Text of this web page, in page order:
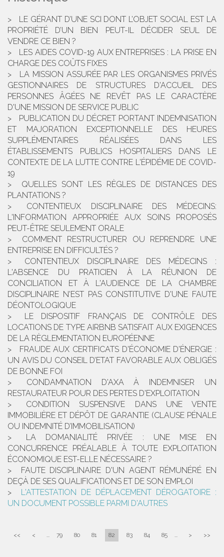
LE GÉRANT D’UNE SCI DONT L’OBJET SOCIAL EST LA
PROPRIÉTÉ D’UN BIEN PEUT-IL DÉCIDER SEUL DE
VENDRE CE BIEN ?
LES AIDES COVID-19 AUX ENTREPRISES : LA PRISE EN
CHARGE DES COÛTS FIXES
LA MISSION ASSURÉE PAR LES ORGANISMES PRIVÉS
GESTIONNAIRES DE STRUCTURES D'ACCUEIL DES
PERSONNES ÂGÉES NE REVÊT PAS LE CARACTÈRE
D'UNE MISSION DE SERVICE PUBLIC
PUBLICATION DU DÉCRET PORTANT INDEMNISATION
ET MAJORATION EXCEPTIONNELLE DES HEURES
SUPPLÉMENTAIRES RÉALISÉES DANS LES
ÉTABLISSEMENTS PUBLICS HOSPITALIERS DANS LE
CONTEXTE DE LA LUTTE CONTRE L'ÉPIDÉMIE DE COVID-
19
QUELLES SONT LES RÈGLES DE DISTANCES DES
PLANTATIONS ?
CONTENTIEUX DISCIPLINAIRE DES MÉDECINS:
L'INFORMATION APPROPRIÉE AUX SOINS PROPOSÉS
PEUT-ÊTRE SEULEMENT ORALE
COMMENT RESTRUCTURER OU REPRENDRE UNE
ENTREPRISE EN DIFFICULTÉS ?
CONTENTIEUX DISCIPLINAIRE DES MÉDECINS :
L'ABSENCE DU PRATICIEN À LA RÉUNION DE
CONCILIATION ET À L'AUDIENCE DE LA CHAMBRE
DISCIPLINAIRE N'EST PAS CONSTITUTIVE D'UNE FAUTE
DÉONTOLOGIQUE
LE DISPOSITIF FRANÇAIS DE CONTRÔLE DES
LOCATIONS DE TYPE AIRBNB SATISFAIT AUX EXIGENCES
DE LA RÈGLEMENTATION EUROPÉENNE
FRAUDE AUX CERTIFICATS D'ÉCONOMIE D'ÉNERGIE :
UN AVIS DU CONSEIL D’ETAT FAVORABLE AUX OBLIGÉS
DE BONNE FOI
CONDAMNATION D'AXA À INDEMNISER UN
RESTAURATEUR POUR DES PERTES D'EXPLOITATION
CONDITION SUSPENSIVE DANS UNE VENTE
IMMOBILIÈRE ET DÉPÔT DE GARANTIE (CLAUSE PÉNALE
OU INDEMNITÉ D’IMMOBILISATION)
LA DOMANIALITÉ PRIVÉE : UNE MISE EN
CONCURRENCE PRÉALABLE À TOUTE EXPLOITATION
ÉCONOMIQUE EST-ELLE NÉCESSAIRE ?
FAUTE DISCIPLINAIRE D'UN AGENT RÉMUNÉRÉ EN
DEÇÀ DE SES QUALIFICATIONS ET DE SON EMPLOI
L'ATTESTATION DE DÉPLACEMENT DÉROGATOIRE :
UN DOCUMENT POSSIBLE PARMI D'AUTRES
<< < ... 79 80 81 82 83 84 85 ... > >>